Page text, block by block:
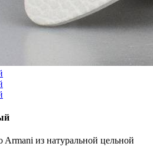
из натуральной цельной